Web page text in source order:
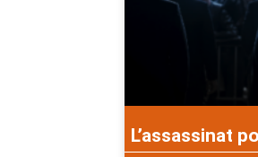
L’assassinat